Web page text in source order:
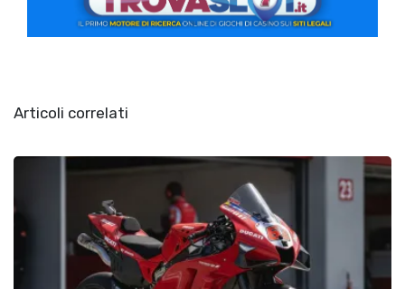
Articoli correlati